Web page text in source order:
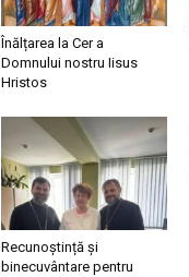
Înălțarea la Cer a
Domnului nostru Iisus
Hristos
Recunoștință și
binecuvântare pentru